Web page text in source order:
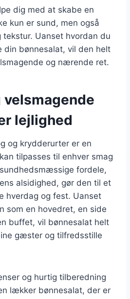
dig med at skabe en
kun er sund, men også
Uanset hvordan du
bønnesalat, vil den helt
og nærende ret.
velsmagende
lejlighed
og krydderurter er en
tilpasses til enhver smag
fordele,
alsidighed, gør den til et
hverdag og fest. Uanset
som en hovedret, en side
buffet, vil bønnesalat helt
gæster og tilfredsstille
og hurtig tilberedning
lækker bønnesalat, der er